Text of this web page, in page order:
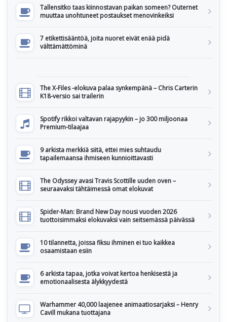
Tallensitko taas kiinnostavan paikan someen? Outernet
muuttaa unohtuneet postaukset menovinkeiksi
7 etikettisääntöä, joita nuoret eivät enää pidä
välttämättöminä
The X-Files -elokuva palaa synkempänä – Chris Carterin
K18-versio sai trailerin
Spotify rikkoi valtavan rajapyykin – jo 300 miljoonaa
Premium-tilaajaa
9 arkista merkkiä siitä, ettei mies suhtaudu
tapailemaansa ihmiseen kunnioittavasti
The Odyssey avasi Travis Scottille uuden oven –
seuraavaksi tähtäimessä omat elokuvat
Spider-Man: Brand New Day nousi vuoden 2026
tuottoisimmaksi elokuvaksi vain seitsemässä päivässä
10 tilannetta, joissa fiksu ihminen ei tuo kaikkea
osaamistaan esiin
6 arkista tapaa, jotka voivat kertoa henkisestä ja
emotionaalisesta älykkyydestä
Warhammer 40,000 laajenee animaatiosarjaksi – Henry
Cavill mukana tuottajana